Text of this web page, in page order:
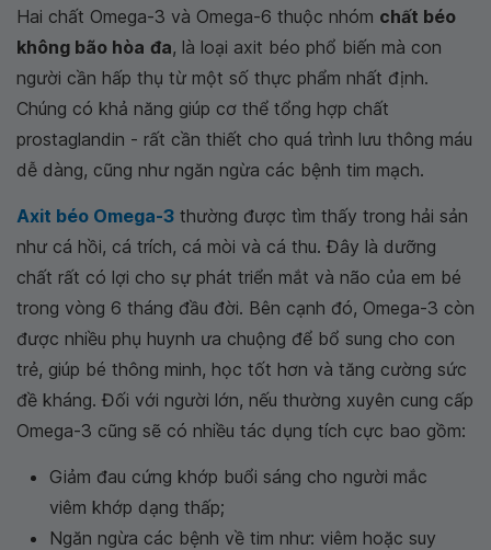
Hai chất Omega-3 và Omega-6 thuộc nhóm chất béo
không bão hòa đa, là loại axit béo phổ biến mà con
người cần hấp thụ từ một số thực phẩm nhất định.
Chúng có khả năng giúp cơ thể tổng hợp chất
prostaglandin - rất cần thiết cho quá trình lưu thông máu
dễ dàng, cũng như ngăn ngừa các bệnh tim mạch.
Axit béo Omega-3 thường được tìm thấy trong hải sản
như cá hồi, cá trích, cá mòi và cá thu. Đây là dưỡng
chất rất có lợi cho sự phát triển mắt và não của em bé
trong vòng 6 tháng đầu đời. Bên cạnh đó, Omega-3 còn
được nhiều phụ huynh ưa chuộng để bổ sung cho con
trẻ, giúp bé thông minh, học tốt hơn và tăng cường sức
đề kháng. Đối với người lớn, nếu thường xuyên cung cấp
Omega-3 cũng sẽ có nhiều tác dụng tích cực bao gồm:
Giảm đau cứng khớp buổi sáng cho người mắc
viêm khớp dạng thấp;
Ngăn ngừa các bệnh về tim như: viêm hoặc suy